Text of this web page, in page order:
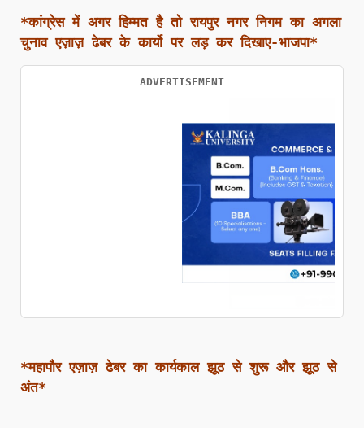
*कांग्रेस में अगर हिम्मत है तो रायपुर नगर निगम का अगला
चुनाव एज़ाज़ ढेबर के कार्यो पर लड़ कर दिखाए-भाजपा*
ADVERTISEMENT
*महापौर एज़ाज़ ढेबर का कार्यकाल झूठ से शुरू और झूठ से
अंत*